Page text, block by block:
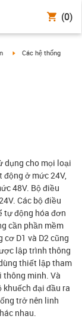
(0)
rightigus-icon-arrow-right
Các hệ thống
dụng cho mọi loại
ở mức 24V,
48V. Bộ điều
Các bộ điều
tự động hóa đơn
cần phần mềm
D1 và D2 cũng
lập trình thông
thiết lập tham
thông minh. Và
khuếch đại đầu ra
trở nên linh
nhau.